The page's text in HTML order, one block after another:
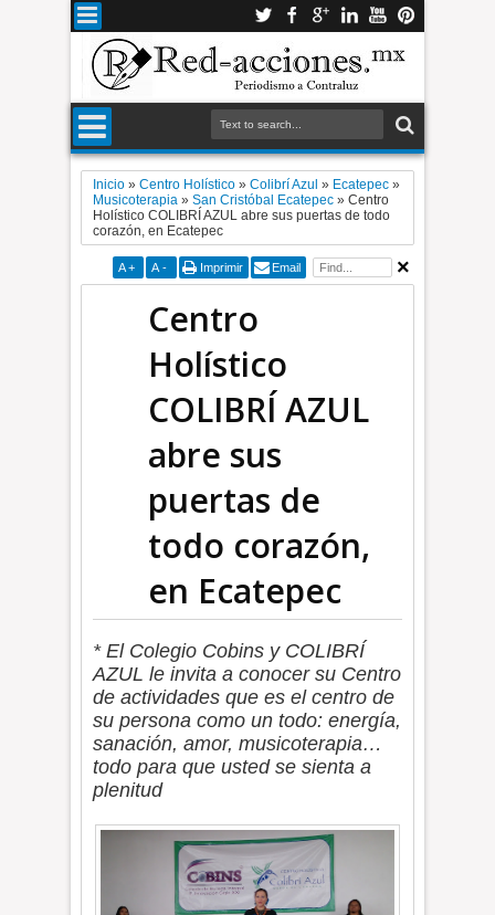
Inicio »Centro Holístico »Colibrí Azul » Ecatepec »
Musicoterapia »San Cristóbal Ecatepec »Centro
Holístico COLIBRÍ AZUL abre sus puertas de todo
corazón, en Ecatepec
A + A - Imprimir Email
Centro
Holístico
COLIBRÍ AZUL
abre sus
puertas de
todo corazón,
en Ecatepec
* El Colegio Cobins y COLIBRÍ
AZUL le invita a conocer su Centro
de actividades que es el centro de
su persona como un todo: energía,
sanación, amor, musicoterapia…
todo para que usted se sienta a
plenitud